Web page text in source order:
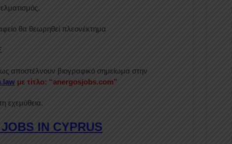
θα θεωρηθεί πλεονέκτημα
αποστέλνουν βιογραφικό σημείωμα στην
με τίτλο: “anergosjobs.com”
εχεμύθεια.
IN CYPRUS